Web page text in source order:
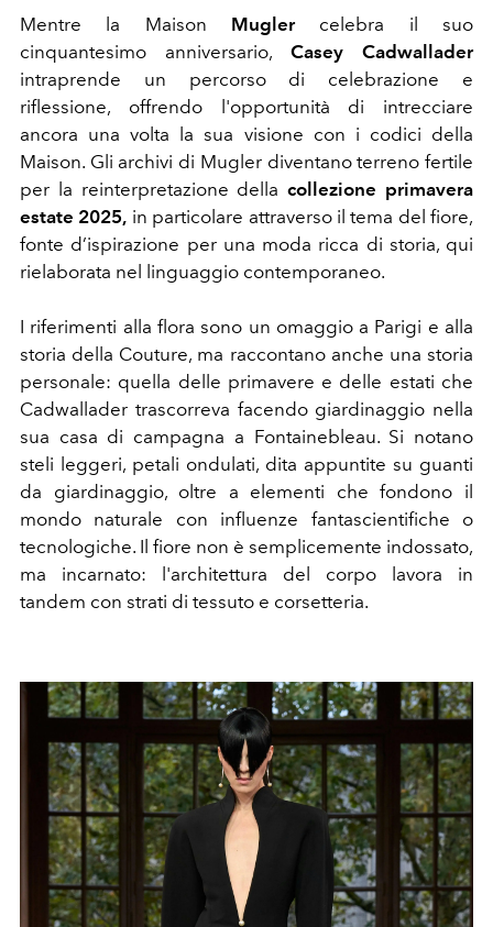
Mentre la Maison Muglercelebra il suo
cinquantesimo anniversario, Casey Cadwallader
intraprende un percorso di celebrazione e
riflessione, offrendo l'opportunità di intrecciare
ancora una volta la sua visione con i codici della
Maison. Gli archivi di Mugler diventano terreno fertile
per la reinterpretazione dellacollezione primavera
estate 2025, in particolare attraverso il tema del fiore,
fonte d’ispirazione per una moda ricca di storia, qui
rielaborata nel linguaggio contemporaneo.
I riferimenti alla flora sono un omaggio a Parigi e alla
storia della Couture, ma raccontano anche una storia
personale: quella delle primavere e delle estati che
Cadwallader trascorreva facendo giardinaggio nella
sua casa di campagna a Fontainebleau. Si notano
steli leggeri, petali ondulati, dita appuntite su guanti
da giardinaggio, oltre a elementi che fondono il
mondo naturale con influenze fantascientifiche o
tecnologiche. Il fiore non è semplicemente indossato,
ma incarnato: l'architettura del corpo lavora in
tandem con strati di tessuto e corsetteria.